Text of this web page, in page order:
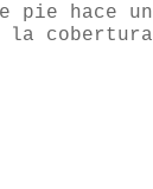
pie hace un
la cobertura